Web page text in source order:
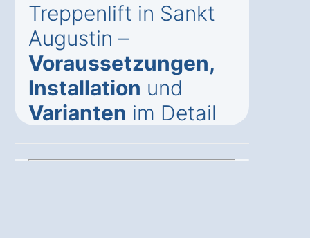
Treppenlift in Sankt
Augustin –
Voraussetzungen,
Installation und
Varianten im Detail